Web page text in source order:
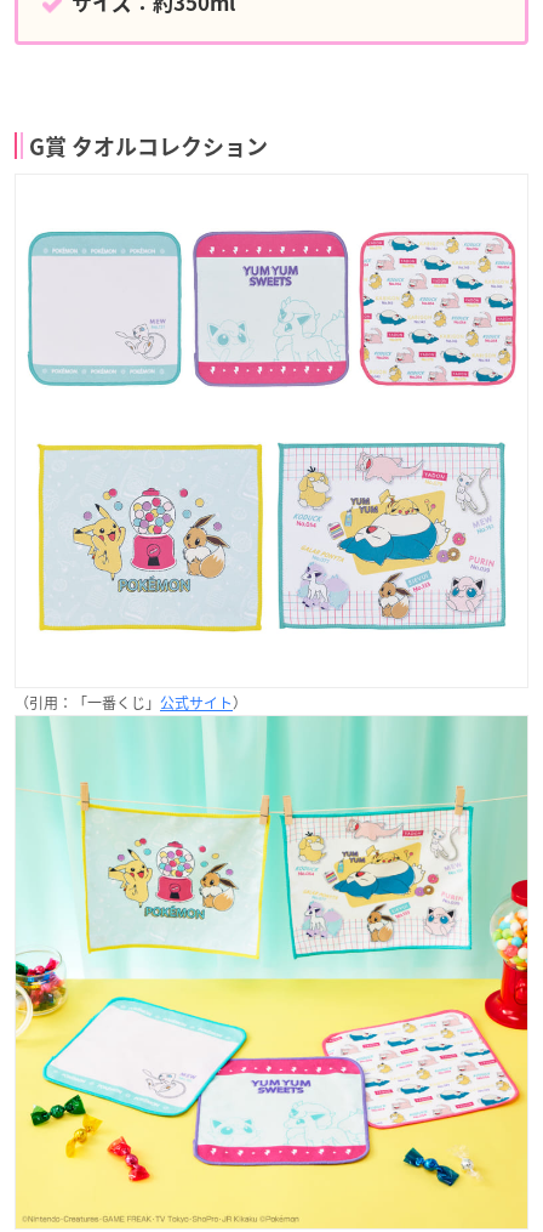
G賞 タオルコレクション
（引用：「一番くじ」 公式サイト）